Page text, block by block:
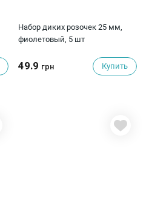
Набор диких розочек 25 мм,
фиолетовый, 5 шт
49.9 грн Купить